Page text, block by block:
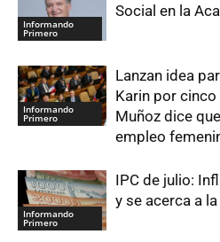
Informando
Primero
Social en la
Informando
Primero
Lanzan idea
Karin por
Muñoz dice
empleo
Informando
Primero
IPC de julio:
y se acerca a